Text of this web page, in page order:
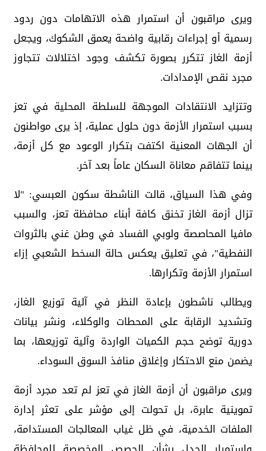
ويرى مراقبون أن استمرار هذه الاتهامات دون ردود
رسمية أو إجراءات رقابية واضحة يعمق الشكوك، ويجعل
أزمة الغاز تتكرر بصورة تكشف وجود اختلالات تتجاوز
مجرد نقص الإمدادات.
وتتزايد الانتقادات الموجهة للسلطة المحلية في تعز
بسبب استمرار الأزمة دون حلول عملية، إذ يرى مواطنون
أن الجهات المعنية اكتفت بتكرار الوعود مع كل أزمة،
بينما تتفاقم معاناة السكان عاماً بعد آخر.
وفي هذا السياق، قالت الناشطة سكون العبسي: "لا
تزال أزمة الغاز تخنق كافة أبناء محافظة تعز، والسبب
مافيا المحاصصة ولوبي الفساد في وطن غني بالثروات
النفطية"، في تعليق يعكس حالة السخط الشعبي إزاء
استمرار الأزمة وتكرارها.
ويطالب ناشطون بإعادة النظر في آلية توزيع الغاز،
وتشديد الرقابة على المحطات والوكلاء، ونشر بيانات
دورية توضح حجم الكميات الواردة وآلية توزيعها، بما
يضمن منع الاحتكار وإغلاق منافذ السوق السوداء.
ويرى مراقبون أن أزمة الغاز في تعز لم تعد مجرد أزمة
تموينية عابرة، بل تحولت إلى مؤشر على تعثر إدارة
الملفات الخدمية، في ظل غياب المعالجات المستدامة،